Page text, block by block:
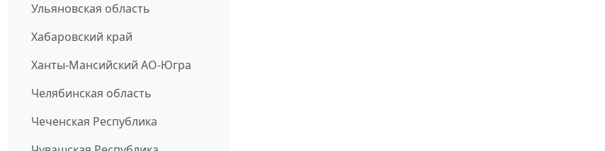
Ульяновская область
Хабаровский край
Ханты-Мансийский АО-Югра
Челябинская область
Чеченская Республика